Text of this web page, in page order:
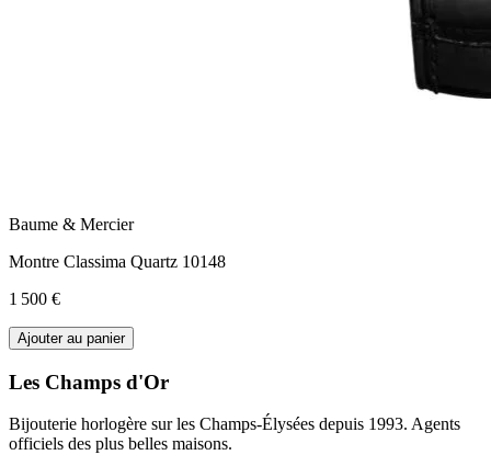
Baume & Mercier
Montre Classima Quartz 10148
1 500 €
Ajouter au panier
Les Champs d'Or
Bijouterie horlogère sur les Champs-Élysées depuis 1993. Agents
officiels des plus belles maisons.